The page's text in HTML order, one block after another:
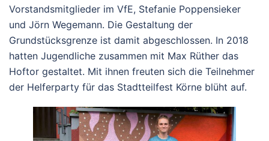
Vorstandsmitglieder im VfE, Stefanie Poppensieker
und Jörn Wegemann. Die Gestaltung der
Grundstücksgrenze ist damit abgeschlossen. In 2018
hatten Jugendliche zusammen mit Max Rüther das
Hoftor gestaltet. Mit ihnen freuten sich die Teilnehmer
der Helferparty für das Stadtteilfest Körne blüht auf.